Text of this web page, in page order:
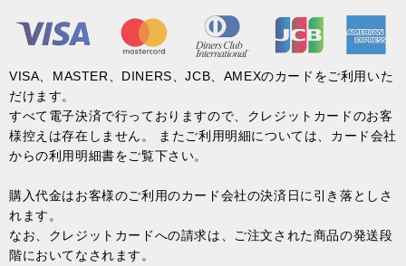
VISA、MASTER、DINERS、JCB、AMEXのカードをご利用いた
だけます。
すべて電子決済で行っておりますので、クレジットカードのお客
様控えは存在しません。 またご利用明細については、カード会社
からの利用明細書をご覧下さい。
購入代金はお客様のご利用のカード会社の決済日に引き落としさ
れます。
なお、クレジットカードへの請求は、ご注文された商品の発送段
階においてなされます。